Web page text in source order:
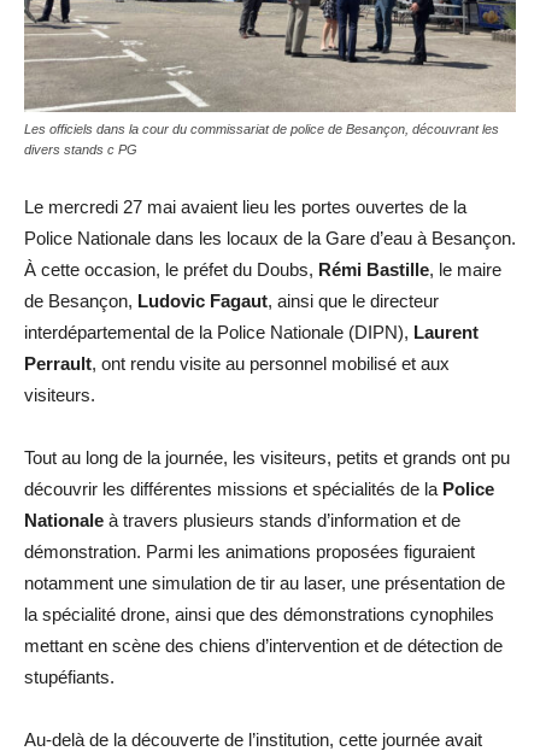
Les officiels dans la cour du commissariat de police de Besançon, découvrant les
divers stands c PG
Le mercredi 27 mai avaient lieu les portes ouvertes de la
Police Nationale dans les locaux de la Gare d’eau à Besançon.
À cette occasion, le préfet du Doubs, Rémi Bastille, le maire
de Besançon, Ludovic Fagaut, ainsi que le directeur
interdépartemental de la Police Nationale (DIPN), Laurent
Perrault, ont rendu visite au personnel mobilisé et aux
visiteurs.
Tout au long de la journée, les visiteurs, petits et grands ont pu
découvrir les différentes missions et spécialités de la Police
Nationale à travers plusieurs stands d’information et de
démonstration. Parmi les animations proposées figuraient
notamment une simulation de tir au laser, une présentation de
la spécialité drone, ainsi que des démonstrations cynophiles
mettant en scène des chiens d’intervention et de détection de
stupéfiants.
Au-delà de la découverte de l’institution, cette journée avait